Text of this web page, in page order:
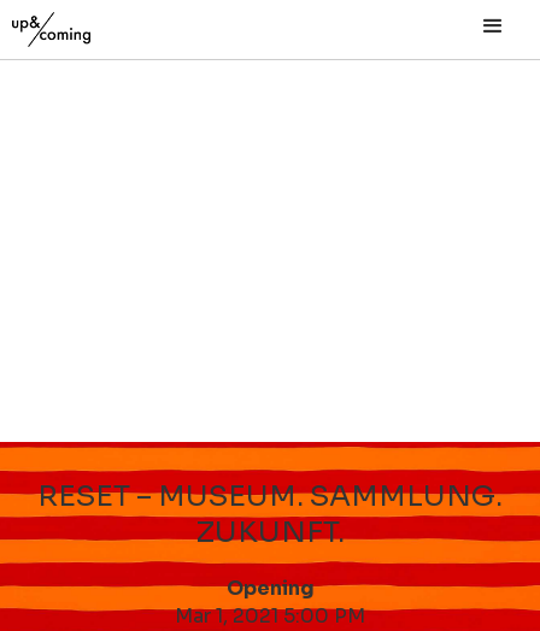
RESET – MUSEUM. SAMMLUNG.
ZUKUNFT.
Opening
Mar 1, 2021 5:00 PM